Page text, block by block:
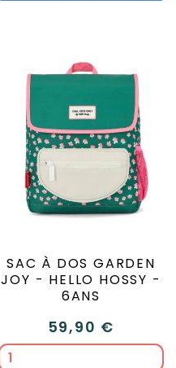
SAC À DOS GARDEN
JOY - HELLO HOSSY -
6ANS
59,90 €